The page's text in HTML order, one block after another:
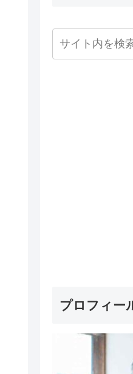
プロフィー